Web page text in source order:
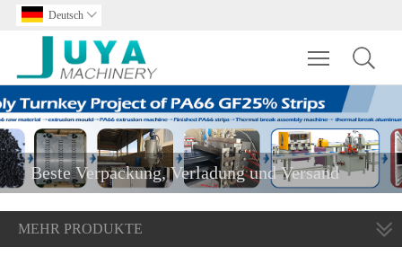
Deutsch 
Toggle
Beste Verpackung, Verladung und Versand
MEHR PRODUKTE